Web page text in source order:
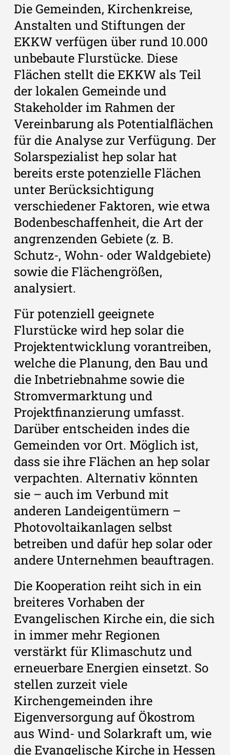
Die Gemeinden, Kirchenkreise,
Anstalten und Stiftungen der
EKKW verfügen über rund 10.000
unbebaute Flurstücke. Diese
Flächen stellt die EKKW als Teil
der lokalen Gemeinde und
Stakeholder im Rahmen der
Vereinbarung als Potentialflächen
für die Analyse zur Verfügung. Der
Solarspezialist hep solar hat
bereits erste potenzielle Flächen
unter Berücksichtigung
verschiedener Faktoren, wie etwa
Bodenbeschaffenheit, die Art der
angrenzenden Gebiete (z. B.
Schutz-, Wohn- oder Waldgebiete)
sowie die Flächengrößen,
analysiert.
Für potenziell geeignete
Flurstücke wird hep solar die
Projektentwicklung vorantreiben,
welche die Planung, den Bau und
die Inbetriebnahme sowie die
Stromvermarktung und
Projektfinanzierung umfasst.
Darüber entscheiden indes die
Gemeinden vor Ort. Möglich ist,
dass sie ihre Flächen an hep solar
verpachten. Alternativ könnten
sie – auch im Verbund mit
anderen Landeigentümern –
Photovoltaikanlagen selbst
betreiben und dafür hep solar oder
andere Unternehmen beauftragen.
Die Kooperation reiht sich in ein
breiteres Vorhaben der
Evangelischen Kirche ein, die sich
in immer mehr Regionen
verstärkt für Klimaschutz und
erneuerbare Energien einsetzt. So
stellen zurzeit viele
Kirchengemeinden ihre
Eigenversorgung auf Ökostrom
aus Wind- und Solarkraft um, wie
die Evangelische Kirche in Hessen